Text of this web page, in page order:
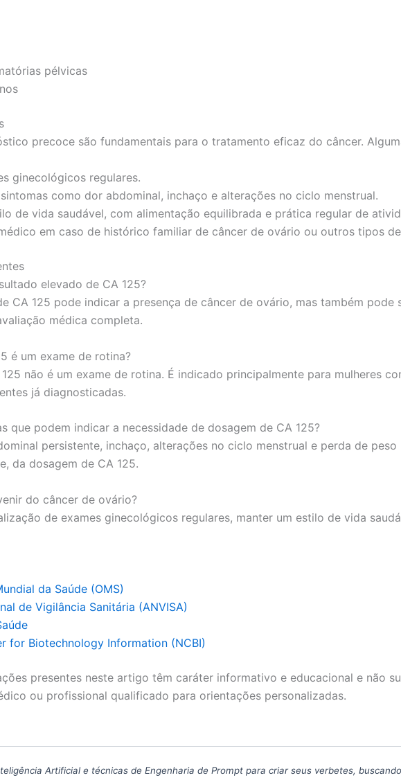
pélvicas
precoce são fundamentais para o tratamento eficaz do câncer.
ginecológicos regulares.
como dor abdominal, inchaço e alterações no ciclo menstrual.
de vida saudável, com alimentação equilibrada e prática regular de
em caso de histórico familiar de câncer de ovário ou outros tipos
elevado de CA 125?
CA 125 pode indicar a presença de câncer de ovário, mas também
médica completa.
é um exame de rotina?
não é um exame de rotina. É indicado principalmente para mulheres
já diagnosticadas.
que podem indicar a necessidade de dosagem de CA 125?
persistente, inchaço, alterações no ciclo menstrual e perda de
da dosagem de CA 125.
do câncer de ovário?
de exames ginecológicos regulares, manter um estilo de vida
da Saúde (OMS)
de Vigilância Sanitária (ANVISA)
for Biotechnology Information (NCBI)
presentes neste artigo têm caráter informativo e educacional e não
ou profissional qualificado para orientações personalizadas.
Artificial e técnicas de Engenharia de Prompt para criar seus verbetes,